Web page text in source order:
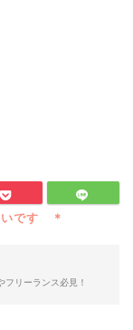
リーランス必見！